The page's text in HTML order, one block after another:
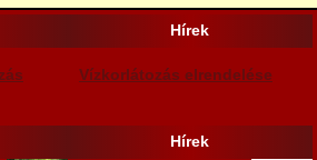
Hírek
Vízkorlátozás elrendelése
Hírek